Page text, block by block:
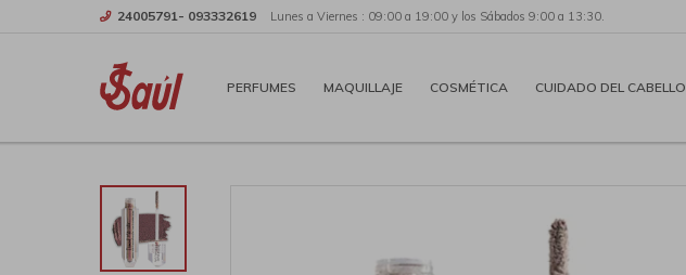
PERFUMES MAQUILLAJE COSMÉTICA CUIDADO DEL CABELLO
24005791- 093332619 Lunes a Viernes : 09:00 a 19:00 y los Sábados 9:00 a 13:30.